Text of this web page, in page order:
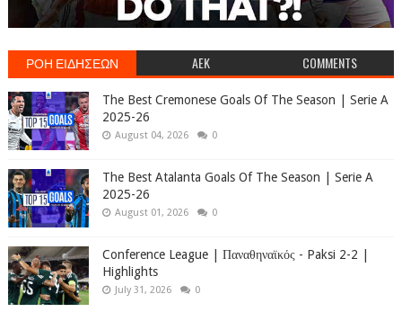
ΡΟΗ ΕΙΔΗΣΕΩΝ AEK COMMENTS
The Best Cremonese Goals Of The Season | Serie A
2025-26
August 04, 2026 0
The Best Atalanta Goals Of The Season | Serie A
2025-26
August 01, 2026 0
Conference League | Παναθηναϊκός - Paksi 2-2 |
Highlights
July 31, 2026 0